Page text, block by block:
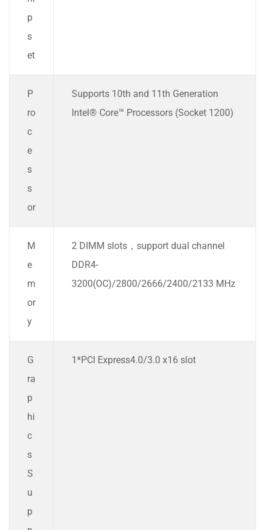
p
s
et
P
ro
c
e
s
s
or
Supports 10th and 11th Generation
Intel® Core™ Processors (Socket 1200)
M
e
m
or
y
2 DIMM slots，support dual channel
DDR4-
3200(OC)/2800/2666/2400/2133 MHz
G
ra
p
hi
c
s
S
u
p
1*PCI Express4.0/3.0 x16 slot